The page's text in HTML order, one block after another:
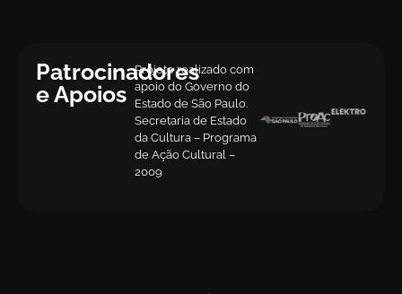
Patrocinadores
e Apoios
Projeto realizado com
apoio do Governo do
Estado de São Paulo.
Secretaria de Estado
da Cultura – Programa
de Ação Cultural –
2009